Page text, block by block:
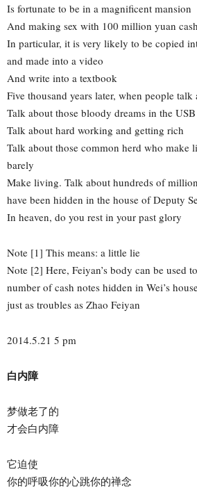
Is fortunate to be in a magnificent mansion
And making sex with 100 million yuan cash
In particular, it is very likely to be copied
and made into a video
And write into a textbook
Five thousand years later, when people
Talk about those bloody dreams in the
Talk about hard working and getting rich
Talk about those common herd who make
barely
Make living. Talk about hundreds of
have been hidden in the house of Deputy
In heaven, do you rest in your past glory
Note [1] This means: a little lie
Note [2] Here, Feiyan’s body can be used
number of cash notes hidden in Wei’s
just as troubles as Zhao Feiyan
2014.5.21 5 pm
白内障
梦做老了的
才会白内障
它迫使
你的呼吸你的心跳你的禅念